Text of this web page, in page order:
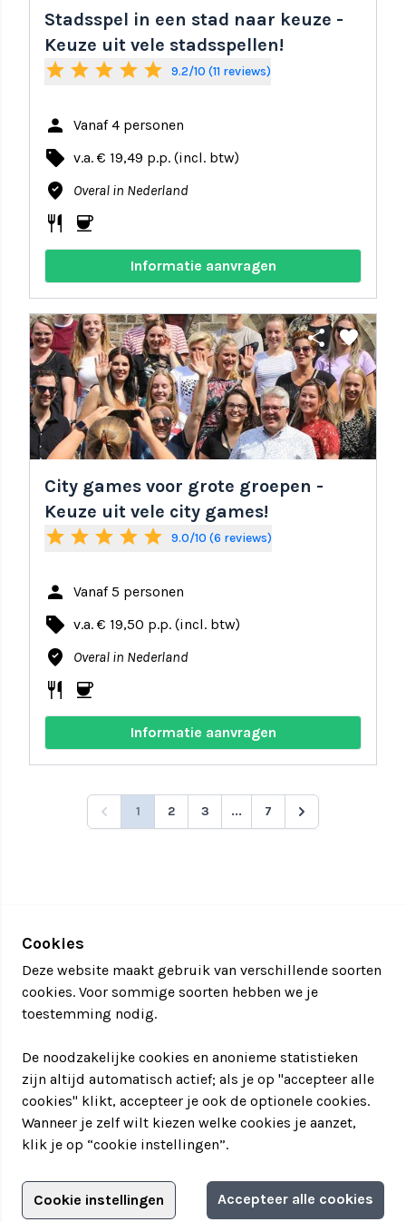
Filter jouw teamuitstapje!
Stadsspel in een stad naar keuze -
Keuze uit vele stadsspellen!
star star star star star 9.2/10 (11 reviews)
person Vanaf 4 personen
local_offer v.a. € 19,49 p.p. (incl. btw)
where_to_vote Overal in Nederland
restaurant coffee
Informatie aanvragen
share favorite
City games voor grote groepen -
Keuze uit vele city games!
star star star star star 9.0/10 (6 reviews)
person Vanaf 5 personen
local_offer v.a. € 19,50 p.p. (incl. btw)
where_to_vote Overal in Nederland
restaurant coffee
Informatie aanvragen
1 2 3 ... 7
Adverteren?
Cookies
Deze website maakt gebruik van verschillende soorten
cookies. Voor sommige soorten hebben we je
toestemming nodig.
De noodzakelijke cookies en anonieme statistieken
zijn altijd automatisch actief; als je op "accepteer alle
cookies" klikt, accepteer je ook de optionele cookies.
Wanneer je zelf wilt kiezen welke cookies je aanzet,
klik je op “cookie instellingen”.
Cookie instellingen Accepteer alle cookies